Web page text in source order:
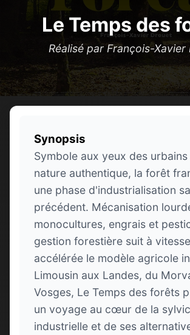
Le Temps des
Réalisé par François-Xavier
Synopsis
Symbole aux yeux des
nature authentique, la forêt
une phase d'industrialisation
précédent. Mécanisation
monocultures, engrais et
gestion forestière suit à vitesse
accélérée le modèle agricole
Limousin aux Landes, du
Vosges, Le Temps des forêts
un voyage au cœur de la
industrielle et de ses